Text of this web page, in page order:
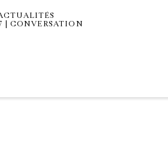
| CONVERSATION